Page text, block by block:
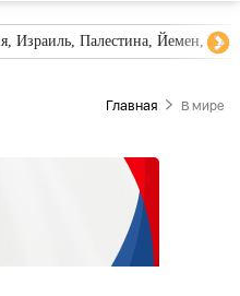
Израиль, Палестина, Йемен,
Главная В мире